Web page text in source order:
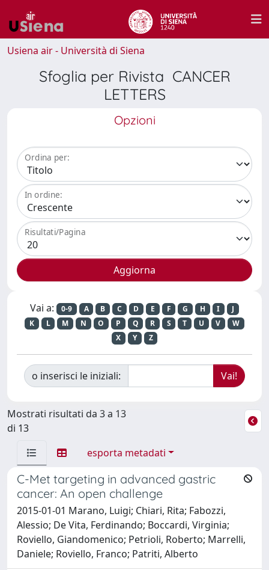
Usiena air - Università di Siena
Sfoglia per Rivista CANCER
LETTERS
Opzioni
Ordina per:
In ordine:
Risultati/Pagina
Vai a: 0-9 A B C D E F G H I
J
K
L M N O P Q R S T U V
W
X
Y Z
o inserisci le iniziali:
Mostrati risultati da 3 a 13
di 13
esporta metadati
C-Met targeting in advanced gastric
cancer: An open challenge
2015-01-01 Marano, Luigi; Chiari, Rita; Fabozzi,
Alessio; De Vita, Ferdinando; Boccardi, Virginia;
Roviello, Giandomenico; Petrioli, Roberto; Marrelli,
Daniele; Roviello, Franco; Patriti, Alberto